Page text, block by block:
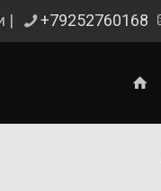
| +79252760168